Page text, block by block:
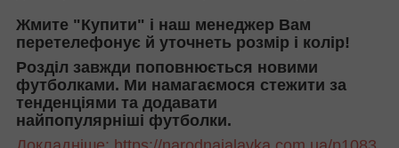
Жмите "Купити" і наш менеджер Вам
перетелефонує й уточнеть розмір і колір!
Розділ завжди поповнюється новими
футболками. Ми намагаємося стежити за
тенденціями та додавати
найпопулярніші футболки.